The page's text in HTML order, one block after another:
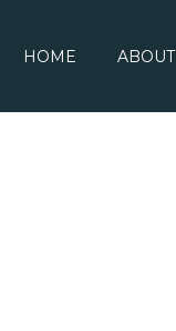
HOME ABOUT